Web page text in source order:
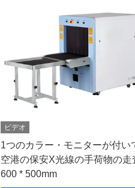
ビデオ
1つのカラー・モニターが付い
空港の保安X光線の手荷物の走
600 * 500mm